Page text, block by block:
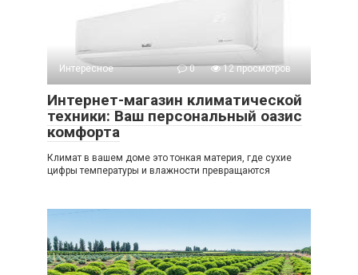
Интересное 0 12 просмотров
Интернет-магазин климатической
техники: Ваш персональный оазис
комфорта
Климат в вашем доме это тонкая материя, где сухие
цифры температуры и влажности превращаются